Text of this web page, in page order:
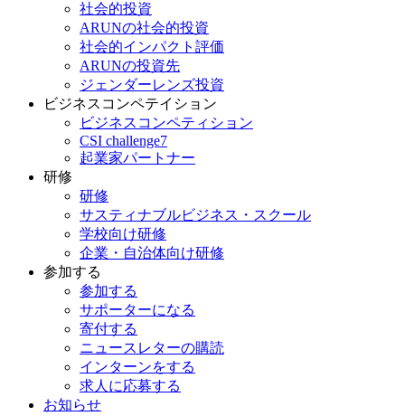
社会的投資
ARUNの社会的投資
社会的インパクト評価
ARUNの投資先
ジェンダーレンズ投資
ビジネスコンペテイション
ビジネスコンペティション
CSI challenge7
起業家パートナー
研修
研修
サスティナブルビジネス・スクール
学校向け研修
企業・自治体向け研修
参加する
参加する
サポーターになる
寄付する
ニュースレターの購読
インターンをする
求人に応募する
お知らせ